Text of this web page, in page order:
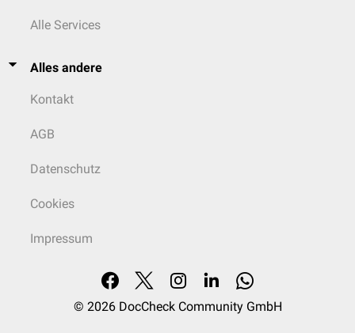
Alle Services
Alles andere
Kontakt
AGB
Datenschutz
Cookies
Impressum
© 2026 DocCheck Community GmbH